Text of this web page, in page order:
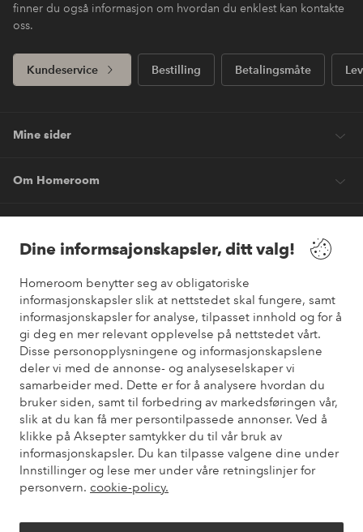
Dine informsajonskapsler, ditt valg!
Homeroom benytter seg av obligatoriske
informasjonskapsler slik at nettstedet skal fungere, samt
informasjonskapsler for analyse, tilpasset innhold og for å
gi deg en mer relevant opplevelse på nettstedet vårt.
Disse personopplysningene og informasjonskapslene
deler vi med de annonse- og analyseselskaper vi
samarbeider med. Dette er for å analysere hvordan du
bruker siden, samt til forbedring av markedsføringen vår,
slik at du kan få mer persontilpassede annonser. Ved å
klikke på Aksepter samtykker du til vår bruk av
informasjonskapsler. Du kan tilpasse valgene dine under
Innstillinger og lese mer under våre retningslinjer for
personvern. cookie-policy.
finner du også informasjon om hvordan du enklest kan kontakte
oss.
Kundeservice Bestilling Betalingsmåte
Mine sider
Om Homeroom
Venner
Sikre betalinger
Vil du vite mer om våre betalingsalternativer?
elpy